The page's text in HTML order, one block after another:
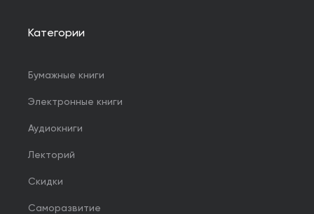
Категории
Бумажные книги
Электронные книги
Аудиокниги
Лекторий
Скидки
Саморазвитие